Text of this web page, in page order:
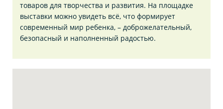
товаров для творчества и развития. На площадке
выставки можно увидеть всё, что формирует
современный мир ребенка, – доброжелательный,
безопасный и наполненный радостью.